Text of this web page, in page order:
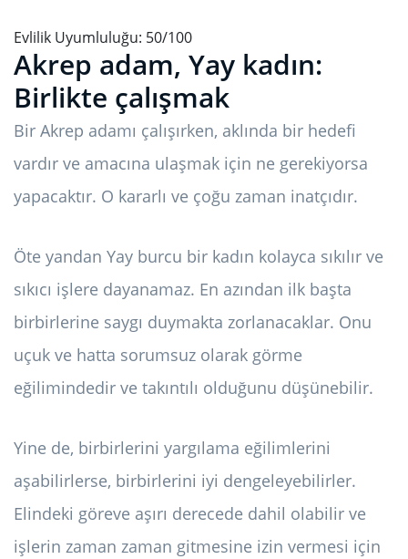
Evlilik Uyumluluğu: 50/100
Akrep adam, Yay kadın:
Birlikte çalışmak
Bir Akrep adamı çalışırken, aklında bir hedefi
vardır ve amacına ulaşmak için ne gerekiyorsa
yapacaktır. O kararlı ve çoğu zaman inatçıdır.
Öte yandan Yay burcu bir kadın kolayca sıkılır ve
sıkıcı işlere dayanamaz. En azından ilk başta
birbirlerine saygı duymakta zorlanacaklar. Onu
uçuk ve hatta sorumsuz olarak görme
eğilimindedir ve takıntılı olduğunu düşünebilir.
Yine de, birbirlerini yargılama eğilimlerini
aşabilirlerse, birbirlerini iyi dengeleyebilirler.
Elindeki göreve aşırı derecede dahil olabilir ve
işlerin zaman zaman gitmesine izin vermesi için